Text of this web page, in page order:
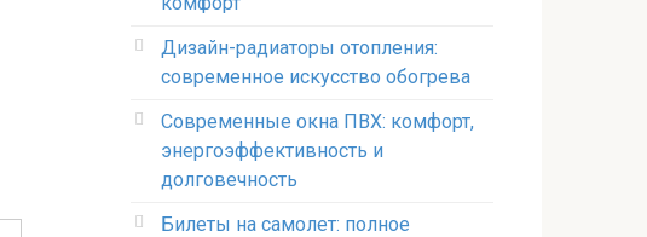
Дизайн-радиаторы отопления:
современное искусство обогрева
Современные окна ПВХ: комфорт,
энергоэффективность и
долговечность
Билеты на самолет: полное